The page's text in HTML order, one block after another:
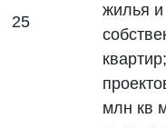
25
жилья
млн кв